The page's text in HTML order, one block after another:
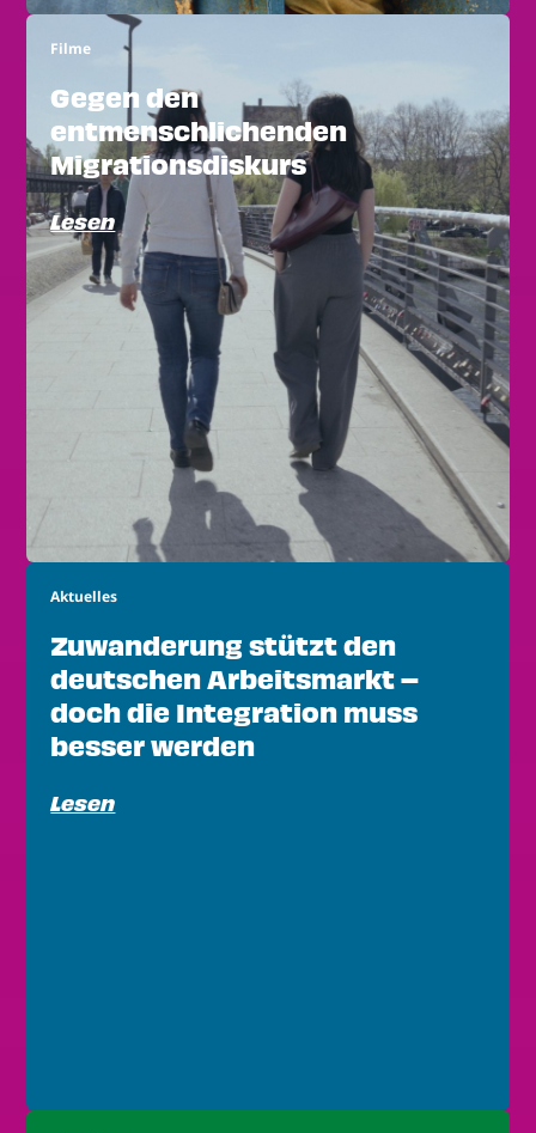
Filme
Gegen den
entmenschlichenden
Migrationsdiskurs
Lesen
Aktuelles
Zuwanderung stützt den
deutschen Arbeitsmarkt –
doch die Integration muss
besser werden
Lesen